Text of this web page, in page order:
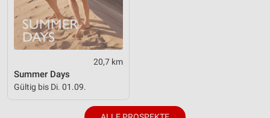
20,7 km
Summer Days
Gültig bis Di. 01.09.